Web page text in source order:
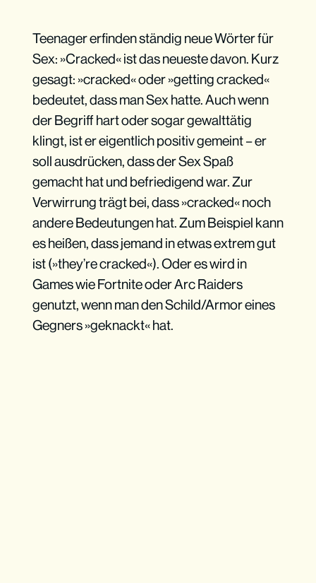
Teenager erfinden ständig neue Wörter für
Sex: »Cracked« ist das neueste davon. Kurz
gesagt: »cracked« oder »getting cracked«
bedeutet, dass man Sex hatte. Auch wenn
der Begriff hart oder sogar gewalttätig
klingt, ist er eigentlich positiv gemeint – er
soll ausdrücken, dass der Sex Spaß
gemacht hat und befriedigend war. Zur
Verwirrung trägt bei, dass »cracked« noch
andere Bedeutungen hat. Zum Beispiel kann
es heißen, dass jemand in etwas extrem gut
ist (»they’re cracked«). Oder es wird in
Games wie Fortnite oder Arc Raiders
genutzt, wenn man den Schild/Armor eines
Gegners »geknackt« hat.